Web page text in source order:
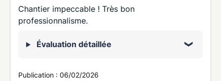
Chantier impeccable ! Très bon
professionnalisme.
Évaluation détaillée
Publication : 06/02/2026